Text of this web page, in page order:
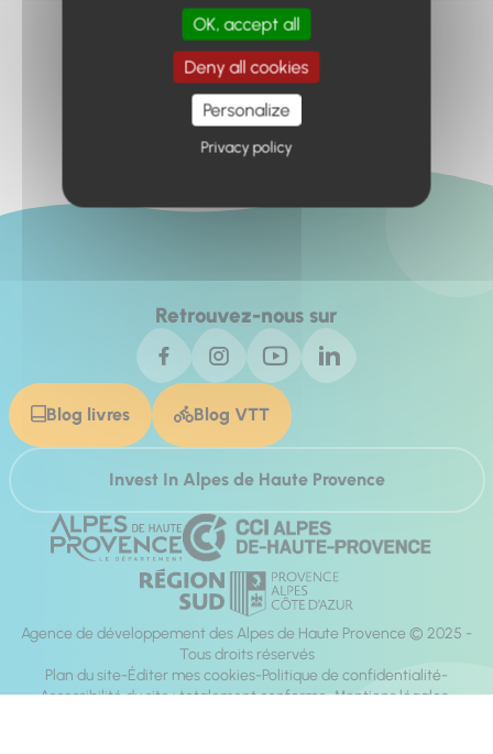
Retour à l'accueil
Retrouvez-nous sur
Blog livres Blog VTT
Invest In Alpes de Haute Provence
Agence de développement des Alpes de Haute Provence © 2025 -
Tous droits réservés
Plan du site Éditer mes cookies Politique de confidentialité
Accessibilité du site : totalement conforme Mentions légales
OK, accept all
Deny all cookies
Personalize
Privacy policy